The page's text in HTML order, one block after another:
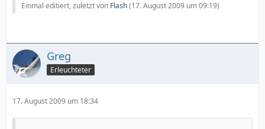
Einmal editiert, zuletzt von Flash(17. August 2009 um 09:19)
Greg
Erleuchteter
17. August 2009 um 18:34